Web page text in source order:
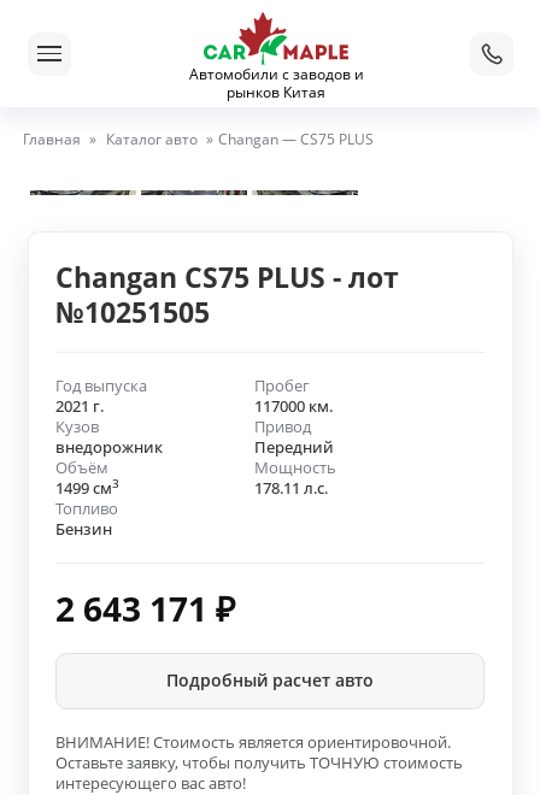
Автомобили с заводов и
рынков Китая
Главная » Каталог авто » Changan — CS75 PLUS
Changan CS75 PLUS - лот
№10251505
Год выпуска
2021 г.
Пробег
117000 км.
Кузов
внедорожник
Привод
Передний
Объём
1499 см3
Мощность
178.11 л.с.
Топливо
Бензин
2 643 171 ₽
Подробный расчет авто
ВНИМАНИЕ! Стоимость является ориентировочной.
Оставьте заявку, чтобы получить ТОЧНУЮ стоимость
интересующего вас авто!